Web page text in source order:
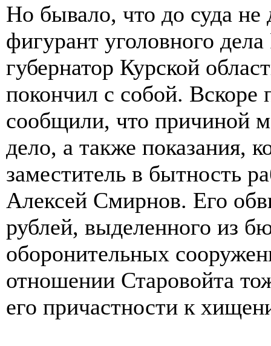
Но бывало, что до суда
фигурант уголовного
губернатор Курской
покончил с собой.
сообщили, что причиной
дело, а также показания,
заместитель в бытность
Алексей Смирнов. Его
рублей, выделенного из
оборонительных
отношении Старовойта
его причастности к